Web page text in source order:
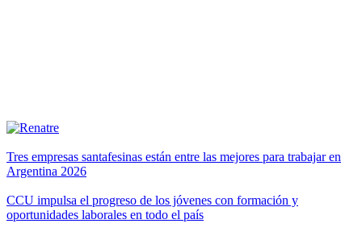
Tres empresas santafesinas están entre las mejores para trabajar en
Argentina 2026
CCU impulsa el progreso de los jóvenes con formación y
oportunidades laborales en todo el país